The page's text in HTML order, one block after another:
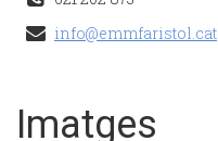
info@emmfaristol.cat
Imatges